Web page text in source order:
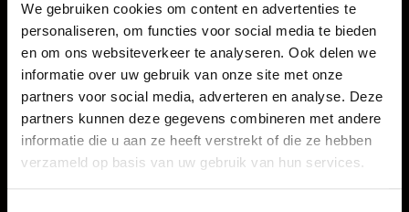
We gebruiken cookies om content en advertenties te
personaliseren, om functies voor social media te bieden
en om ons websiteverkeer te analyseren. Ook delen we
informatie over uw gebruik van onze site met onze
partners voor social media, adverteren en analyse. Deze
partners kunnen deze gegevens combineren met andere
informatie die u aan ze heeft verstrekt of die ze hebben
verzameld op basis van uw gebruik van hun services.
MA 08:00 -12:30|13:00 -18:00
DI
08:00 -12:30|13:00 -18:00
WO
08:00 -12:30|13:00-18:00
DO
-12:30 13:00
VR
08:00-12:30|13:00-18:00
Autoverzekeringen
Verkoop
Auto onderhoud